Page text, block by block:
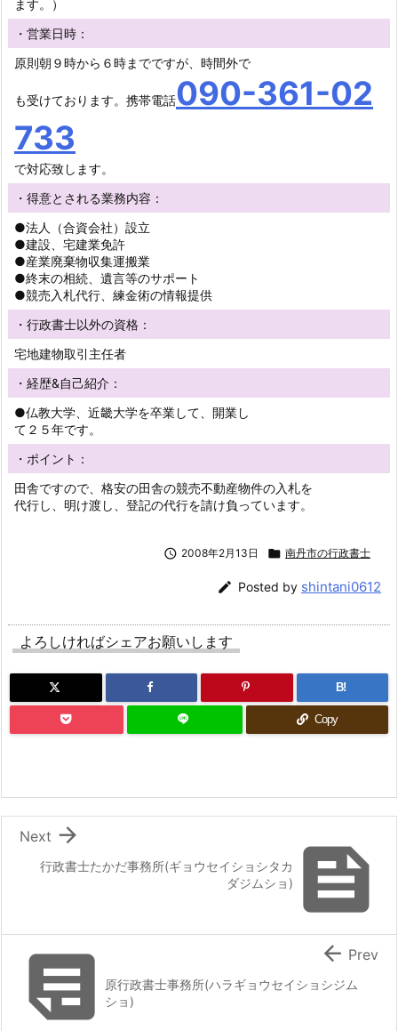
ます。）
・営業日時：
原則朝９時から６時までですが、時間外で
も受けております。携帯電話090-361-02
733
で対応致します。
・得意とされる業務内容：
●法人（合資会社）設立
●建設、宅建業免許
●産業廃棄物収集運搬業
●終末の相続、遺言等のサポート
●競売入札代行、練金術の情報提供
・行政書士以外の資格：
宅地建物取引主任者
・経歴&自己紹介：
●仏教大学、近畿大学を卒業して、開業し
て２５年です。
・ポイント：
田舎ですので、格安の田舎の競売不動産物件の入札を
代行し、明け渡し、登記の代行を請け負っています。
 2008年2月13日  南丹市の行政書士
 Posted by shintani0612
よろしければシェアお願いします
B!
Copy

行政書士たかだ事務所(ギョウセイショシタカ
ダジムショ)

Next
原行政書士事務所(ハラギョウセイショシジム
ショ)
 Prev